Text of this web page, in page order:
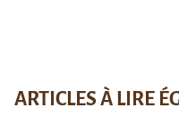
ARTICLES À LIRE